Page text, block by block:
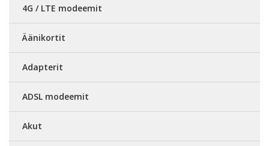
4G / LTE modeemit
Äänikortit
Adapterit
ADSL modeemit
Akut